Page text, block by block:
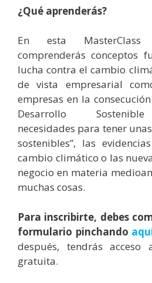
¿Qué aprenderás?
En esta MasterClass
comprenderás conceptos
lucha contra el cambio
de vista empresarial
empresas en la
Desarrollo
necesidades para tener
sostenibles”, las
cambio climático o las
negocio en materia
muchas cosas.
Para inscribirte, debes
formulario pinchando
después, tendrás acceso
gratuita.